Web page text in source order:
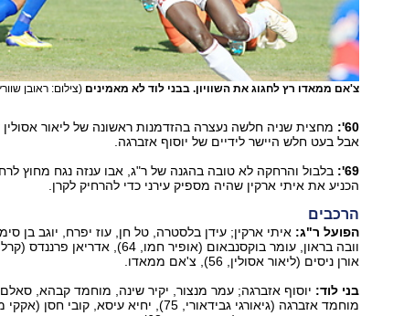
צ'אם ממאדו רץ לחגוג את השוויון. בבני לוד לא מאמינים (צילום: ראובן
60':
מחצית שניה חלשה נעצרה בהזדמנות ראשונה של ליאור אסולין
אבל בעט חלש היישר לידיים של יוסוף אזברגה.
69':
בלבול והרחקה לא טובה בהגנה של ר"ג, אבו ענזה נגח מחוץ
הכניע את איתי ארקין שהיה מספיק עירני כדי להרחיק לקרן.
הרכבים
הפועל ר"ג: איתי ארקין; עידן בלסטרה, טל חן, עוז יפרח, יוגב בן
אורן ניסים (ליאור אסולין, 56), צ'אם ממאדו.
בני לוד: יוסוף אזברגה; עמר מנצור, יקיר שינה, מוחמד קבהא,